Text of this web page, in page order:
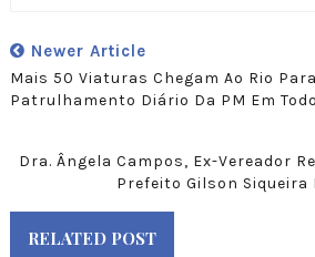
Newer Article
Mais 50 Viaturas Chegam Ao Rio
Patrulhamento Diário Da PM Em
​Dra. Ângela Campos, Ex-Vereador
Prefeito Gilson Siqueira
RELATED POST